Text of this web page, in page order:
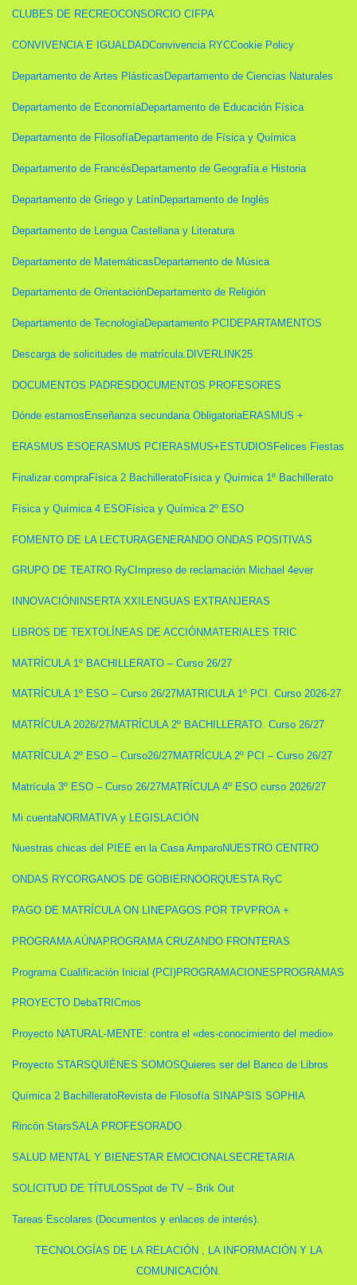
CLUBES DE RECREOCONSORCIO CIFPA
CONVIVENCIA E IGUALDADConvivencia RYCCookie Policy
Departamento de Artes Plásticas Departamento de Ciencias Naturales
Departamento de EconomíaDepartamento de Educación Física
Departamento de FilosofíaDepartamento de Física y Química
Departamento de Francés Departamento de Geografía e Historia
Departamento de Griego y LatínDepartamento de Inglés
Departamento de Lengua Castellana y Literatura
Departamento de MatemáticasDepartamento de Música
Departamento de OrientaciónDepartamento de Religión
Departamento de TecnologíaDepartamento PCI DEPARTAMENTOS
Descarga de solicitudes de matrícula. DIVERLINK25
DOCUMENTOS PADRESDOCUMENTOS PROFESORES
Dónde estamos Enseñanza secundaria ObligatoriaERASMUS +
ERASMUS ESOERASMUS PCI ERASMUS+ ESTUDIOS Felices Fiestas
Finalizar compraFísica 2 BachilleratoFísica y Química 1º Bachillerato
Física y Química 4 ESOFísica y Química 2º ESO
FOMENTO DE LA LECTURAGENERANDO ONDAS POSITIVAS
GRUPO DE TEATRO RyC Impreso de reclamación Michael 4ever
INNOVACIÓN INSERTA XXI LENGUAS EXTRANJERAS
LIBROS DE TEXTO LÍNEAS DE ACCIÓN MATERIALES TRIC
MATRÍCULA 1º BACHILLERATO – Curso 26/27
MATRÍCULA 1º ESO – Curso 26/27MATRICULA 1º PCI. Curso 2026-27
MATRÍCULA 2026/27MATRÍCULA 2º BACHILLERATO. Curso 26/27
MATRÍCULA 2º ESO – Curso26/27MATRÍCULA 2º PCI – Curso 26/27
Matrícula 3º ESO – Curso 26/27MATRÍCULA 4º ESO curso 2026/27
Mi cuentaNORMATIVA y LEGISLACIÓN
Nuestras chicas del PIEE en la Casa AmparoNUESTRO CENTRO
ONDAS RYCORGANOS DE GOBIERNOORQUESTA RyC
PAGO DE MATRÍCULA ON LINE PAGOS POR TPVPROA +
PROGRAMA AÚNAPROGRAMA CRUZANDO FRONTERAS
Programa Cualificación Inicial (PCI)PROGRAMACIONESPROGRAMAS
PROYECTO DebaTRICmos
Proyecto NATURAL-MENTE: contra el «des-conocimiento del medio»
Proyecto STARSQUIÉNES SOMOSQuieres ser del Banco de Libros
Química 2 BachilleratoRevista de Filosofía SINAPSIS SOPHIA
Rincón StarsSALA PROFESORADO
SALUD MENTAL Y BIENESTAR EMOCIONALSECRETARIA
SOLICITUD DE TÍTULOSSpot de TV – Brik Out
Tareas Escolares (Documentos y enlaces de interés).
TECNOLOGÍAS DE LA RELACIÓN , LA INFORMACIÓN Y LA
COMUNICACIÓN.